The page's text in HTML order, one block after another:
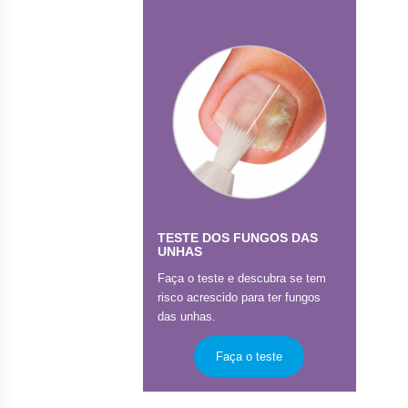
TESTE DOS FUNGOS DAS
UNHAS
Faça o teste e descubra se tem
risco acrescido para ter fungos
das unhas.
Faça o teste